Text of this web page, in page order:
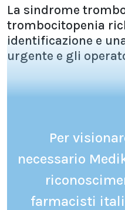
La sindrome
trombocitopenia
identificazione e
urgente e gli
Per
necessario
farmacisti